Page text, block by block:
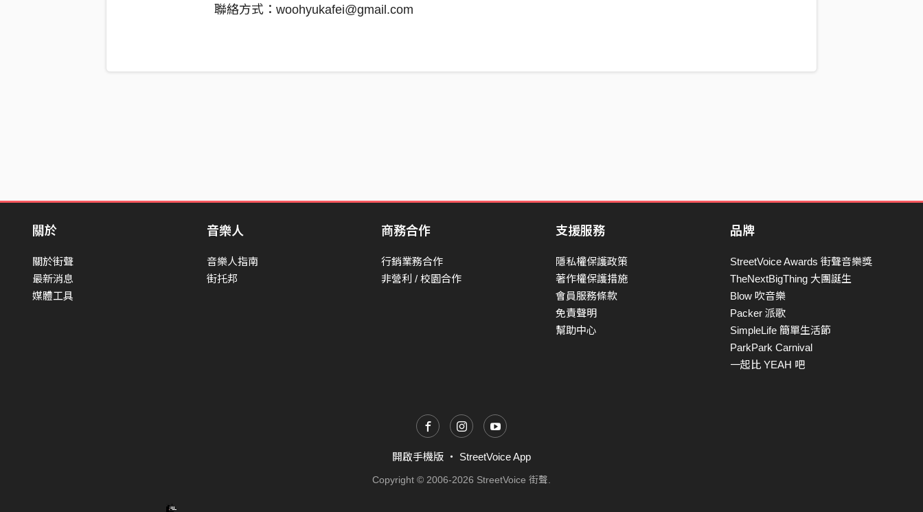
聯絡方式：woohyukafei@gmail.com
關於
關於街聲
最新消息
媒體工具
音樂人
音樂人指南
街托邦
商務合作
行銷業務合作
非營利 / 校園合作
支援服務
隱私權保護政策
著作權保護措施
會員服務條款
免責聲明
幫助中心
品牌
StreetVoice Awards 街聲音樂獎
TheNextBigThing 大團誕生
Blow 吹音樂
Packer 派歌
SimpleLife 簡單生活節
ParkPark Carnival
一起比 YEAH 吧
開啟手機版 ・ StreetVoice App
Copyright © 2006-2026 StreetVoice 街聲.